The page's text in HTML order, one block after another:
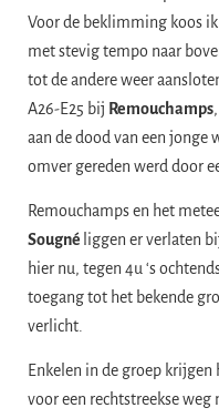
Voor de beklimming koos
met stevig tempo naar
tot de andere weer
A26-E25 bij Remouchamps
aan de dood van een jonge
omver gereden werd door
Remouchamps en het
Sougné liggen er verlaten
hier nu, tegen 4u ‘s
toegang tot het bekende
verlicht.
Enkelen in de groep
voor een rechtstreekse